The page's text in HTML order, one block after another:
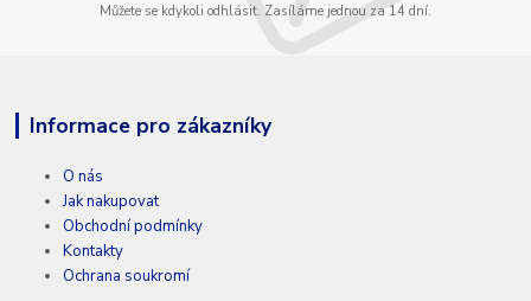
Můžete se kdykoli odhlásit. Zasíláme jednou za 14 dní.
Informace pro zákazníky
O nás
Jak nakupovat
Obchodní podmínky
Kontakty
Ochrana soukromí